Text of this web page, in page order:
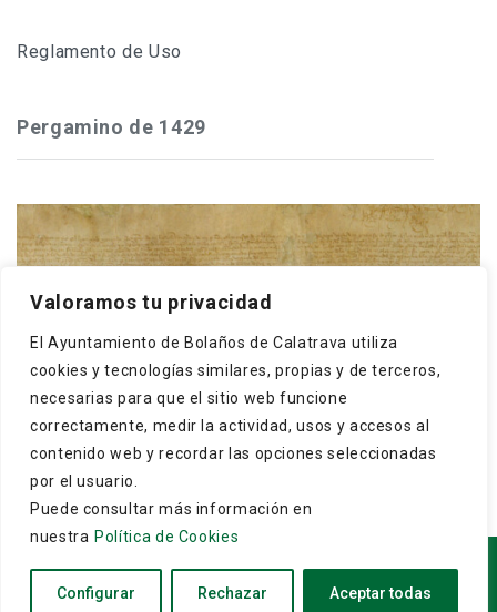
Valoramos tu privacidad
El Ayuntamiento de Bolaños de Calatrava utiliza
cookies y tecnologías similares, propias y de terceros,
necesarias para que el sitio web funcione
correctamente, medir la actividad, usos y accesos al
contenido web y recordar las opciones seleccionadas
por el usuario.
Puede consultar más información en
nuestra Política de Cookies
Configurar Rechazar Aceptar todas
Reglamento de Uso
Pergamino de 1429
Calatrava, concede a los cristianos y moros de
Bolaños que puedan hacer una dehesa boyal en El
Monte, término ...
Copyright © 2026Archivo Municipal de Bolaños de
Calatrava
. Todos los derechos reservados.